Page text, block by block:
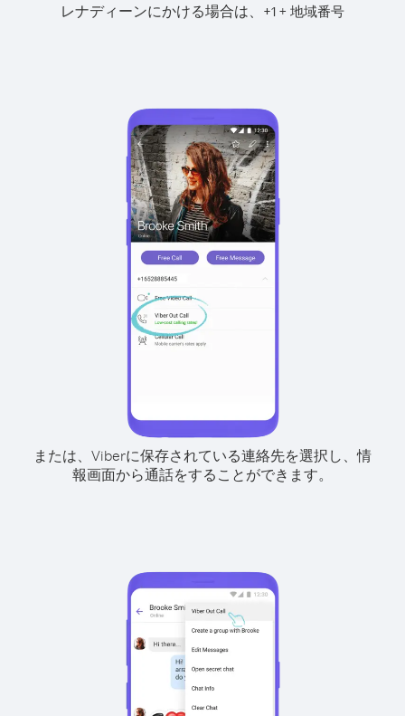
レナディーンにかける場合は、 +1 + 地域番号
または、Viberに保存されている連絡先を選択し、情
報画面から通話をすることができます。